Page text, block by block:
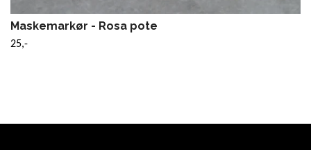
Maskemarkør - Rosa pote
25,-